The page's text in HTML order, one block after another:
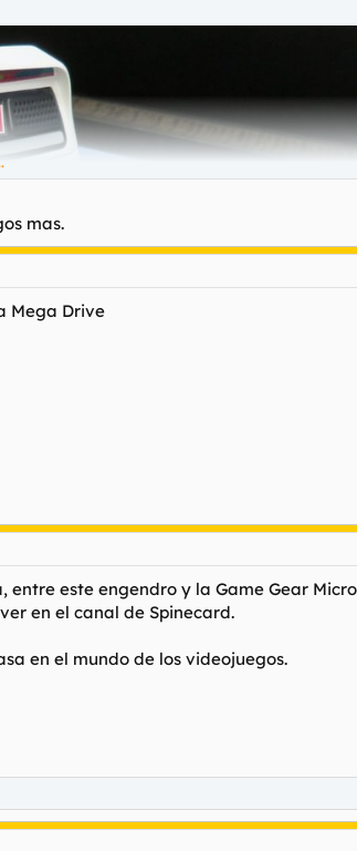
4 perras.
mas.
Mega Drive
este engendro y la Game Gear
en el canal de Spinecard.
en el mundo de los videojuegos.